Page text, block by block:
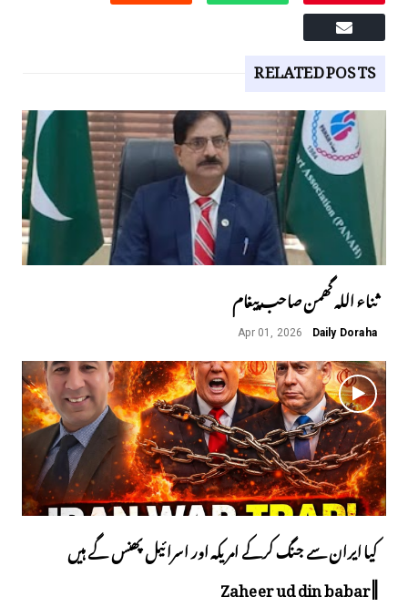
RELATED POSTS
ثناء اللہ گھمن صاحب پیغام
Daily Doraha
Apr 01, 2026
کیا ایران سے جنگ کرکے امریکہ اور اسرائیل پھنس گے ہیں
||Zaheer ud din babar